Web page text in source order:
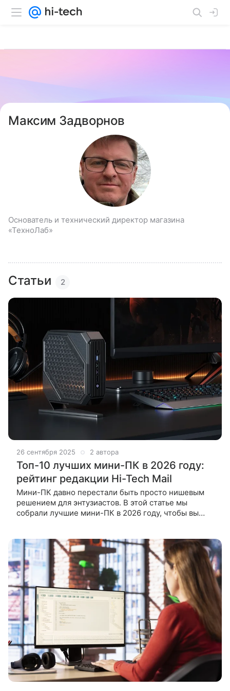
Максим Задворнов
Основатель и технический директор магазина
«ТехноЛаб»
Статьи 2
26 сентября 2025 2 автора
Топ-10 лучших мини-ПК в 2026 году:
рейтинг редакции Hi-Tech Mail
Мини-ПК давно перестали быть просто нишевым
решением для энтузиастов. В этой статье мы
собрали лучшие мини-ПК в 2026 году, чтобы вы